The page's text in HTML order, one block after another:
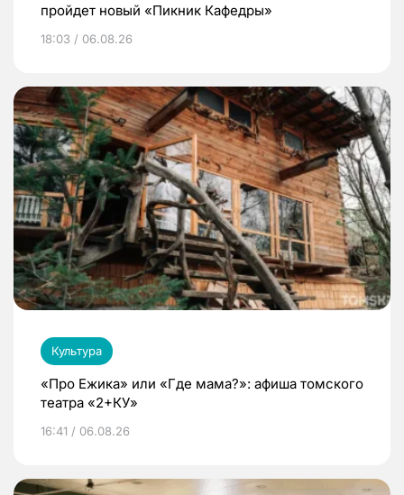
пройдет новый «Пикник Кафедры»
18:03 / 06.08.26
Культура
«Про Ежика» или «Где мама?»: афиша томского
театра «2+КУ»
16:41 / 06.08.26